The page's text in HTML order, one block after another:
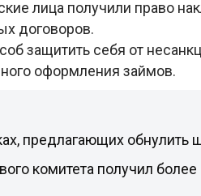
лица получили право
договоров.
защитить себя от
оформления займов.
предлагающих обнулить
комитета получил более